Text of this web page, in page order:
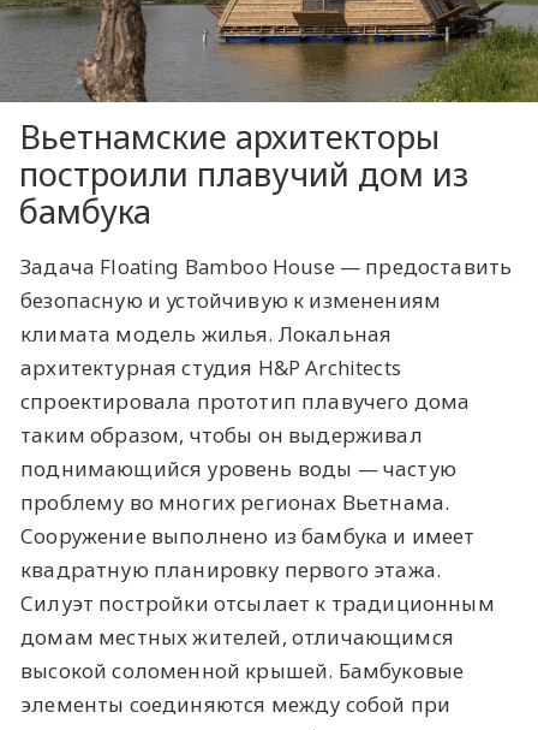
Вьетнамские архитекторы
построили плавучий дом из
бамбука
Задача Floating Bamboo House — предоставить
безопасную и устойчивую к изменениям
климата модель жилья. Локальная
архитектурная студия H&P Architects
спроектировала прототип плавучего дома
таким образом, чтобы он выдерживал
поднимающийся уровень воды — частую
проблему во многих регионах Вьетнама.
Сооружение выполнено из бамбука и имеет
квадратную планировку первого этажа.
Силуэт постройки отсылает к традиционным
домам местных жителей, отличающимся
высокой соломенной крышей. Бамбуковые
элементы соединяются между собой при